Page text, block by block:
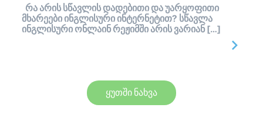
რა არის სწავლის დადებითი და უარყოფითი
მხარეები ინგლისური ინტერნეტით? სწავლა
ინგლისური ონლაინ რეჟიმში არის ვარიან […]
ყუთში ნახვა